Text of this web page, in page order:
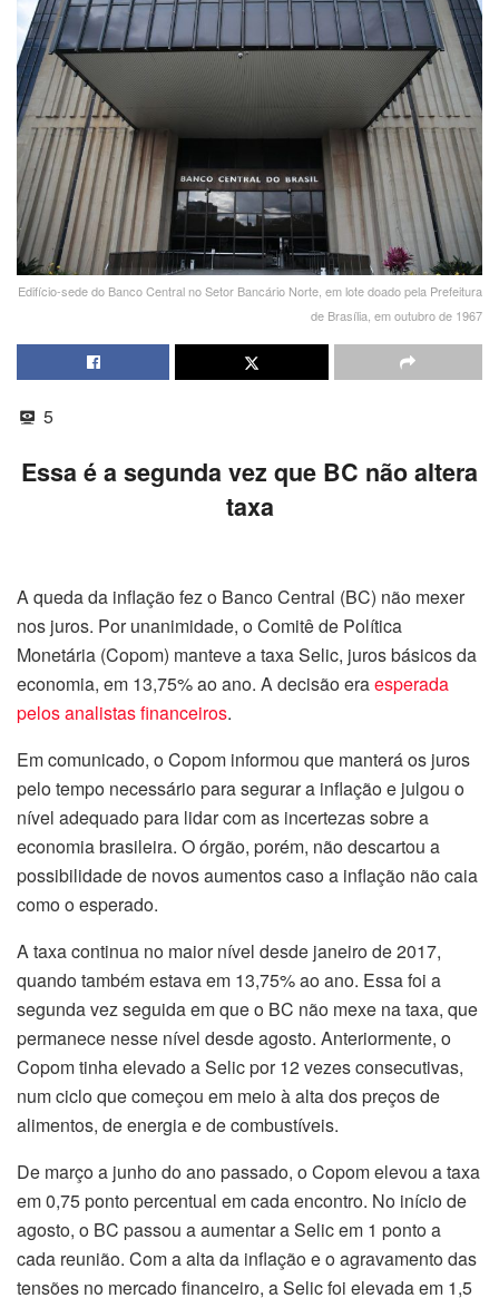
Edifício-sede do Banco Central no Setor Bancário Norte, em lote doado pela Prefeitura
de Brasília, em outubro de 1967
5
Essa é a segunda vez que BC não altera
taxa
A queda da inflação fez o Banco Central (BC) não mexer
nos juros. Por unanimidade, o Comitê de Política
Monetária (Copom) manteve a taxa Selic, juros básicos da
economia, em 13,75% ao ano. A decisão eraesperada
pelos analistas financeiros.
Em comunicado, o Copom informou que manterá os juros
pelo tempo necessário para segurar a inflação e julgou o
nível adequado para lidar com as incertezas sobre a
economia brasileira. O órgão, porém, não descartou a
possibilidade de novos aumentos caso a inflação não caia
como o esperado.
A taxa continua no maior nível desde janeiro de 2017,
quando também estava em 13,75% ao ano. Essa foi a
segunda vez seguida em que o BC não mexe na taxa, que
permanece nesse nível desde agosto. Anteriormente, o
Copom tinha elevado a Selic por 12 vezes consecutivas,
num ciclo que começou em meio à alta dos preços de
alimentos, de energia e de combustíveis.
De março a junho do ano passado, o Copom elevou a taxa
em 0,75 ponto percentual em cada encontro. No início de
agosto, o BC passou a aumentar a Selic em 1 ponto a
cada reunião. Com a alta da inflação e o agravamento das
tensões no mercado financeiro, a Selic foi elevada em 1,5